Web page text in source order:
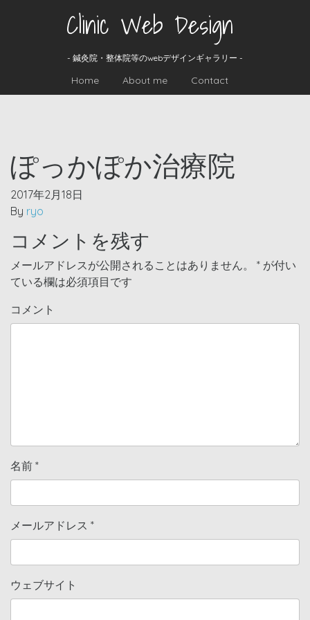
Clinic Web Design
- 鍼灸院・整体院等のwebデザインギャラリー -
Home About me Contact
ぽっかぽか治療院
2017年2月18日
By ryo
コメントを残す
メールアドレスが公開されることはありません。 * が付い
ている欄は必須項目です
コメント
名前 *
メールアドレス *
ウェブサイト